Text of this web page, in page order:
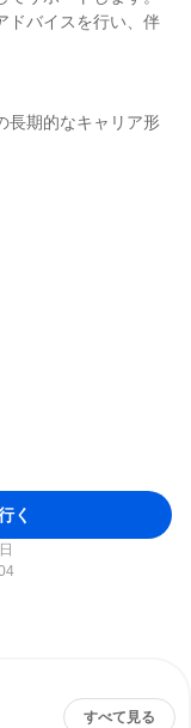
ドバイスを行い、伴
長期的なキャリア形
く
すべて見る